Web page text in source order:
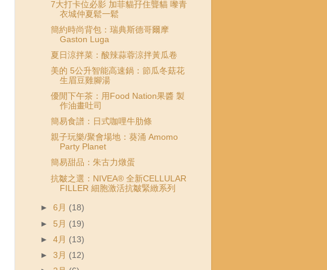
7大打卡位必影 加菲貓孖住聾貓 嚟青
衣城仲夏鬆一鬆
簡約時尚背包：瑞典斯德哥爾摩
Gaston Luga
夏日涼拌菜：酸辣蒜蓉涼拌黃瓜卷
美的 5公升智能高速鍋：節瓜冬菇花
生眉豆雞腳湯
優閒下午茶：用Food Nation果醬 製
作油畫吐司
簡易食譜：日式咖哩牛肋條
親子玩樂/聚會場地：葵涌 Amomo
Party Planet
簡易甜品：朱古力燉蛋
抗皺之選：NIVEA® 全新CELLULAR
FILLER 細胞激活抗皺緊緻系列
►6月 (18)
► 5月 (19)
►4月 (13)
►3月 (12)